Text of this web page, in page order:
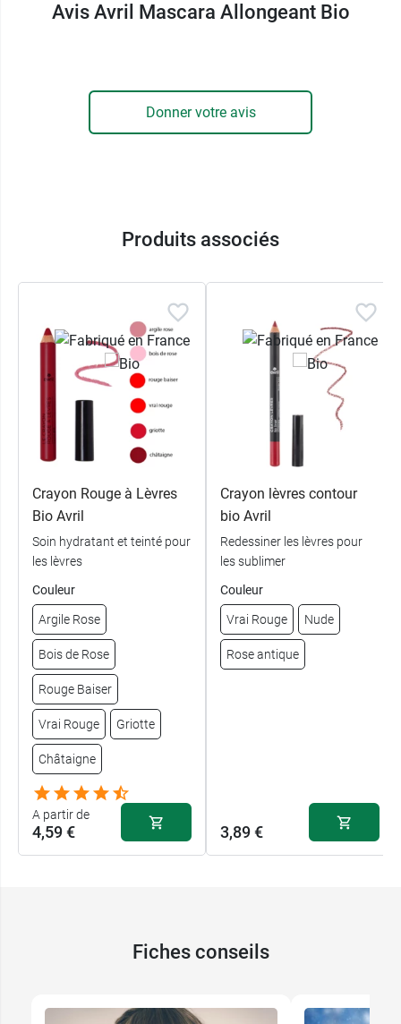
Avis Avril Mascara Allongeant Bio
Donner votre avis
Produits associés
Crayon Rouge à Lèvres
Bio Avril
Soin hydratant et teinté pour
les lèvres
Couleur
Argile Rose
Bois de Rose
Rouge Baiser
Vrai Rouge Griotte
Châtaigne
A partir de
4,59 €
Crayon lèvres contour
bio Avril
Redessiner les lèvres pour
les sublimer
Couleur
Vrai Rouge Nude
Rose antique
3,89 €
Fiches conseils